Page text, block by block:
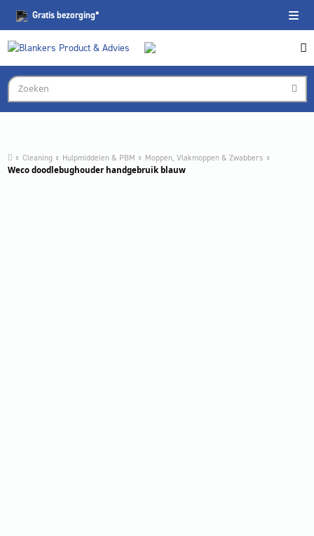
Gratisbezorging*
Cleaning Hulpmiddelen & PBM Moppen, Vlakmoppen & Zwabbers
Weco doodlebughouder handgebruik blauw